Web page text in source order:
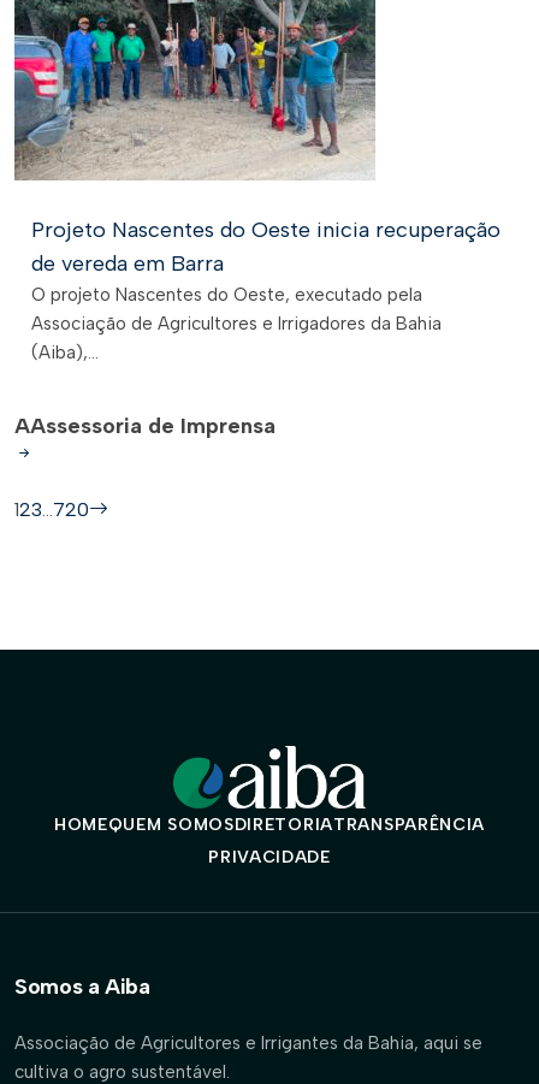
Projeto Nascentes do Oeste inicia recuperação
de vereda em Barra
O projeto Nascentes do Oeste, executado pela
Associação de Agricultores e Irrigadores da Bahia
(Aiba),...
AAssessoria de Imprensa
123…720
HOMEQUEM SOMOSDIRETORIATRANSPARÊNCIA
PRIVACIDADE
Somos a Aiba
Associação de Agricultores e Irrigantes da Bahia, aqui se
cultiva o agro sustentável.